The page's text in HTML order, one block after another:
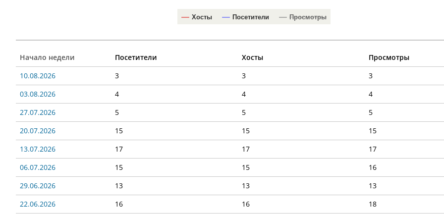
Хосты Посетители Просмотры
Начало недели Посетители Хосты
Просмотры
10.08.2026
3 3
3
03.08.2026
4 4
4
27.07.2026
5 5
5
20.07.2026
15 15
15
13.07.2026
17 17
17
06.07.2026
15 15
16
29.06.2026
13 13
13
22.06.2026
16 16
18